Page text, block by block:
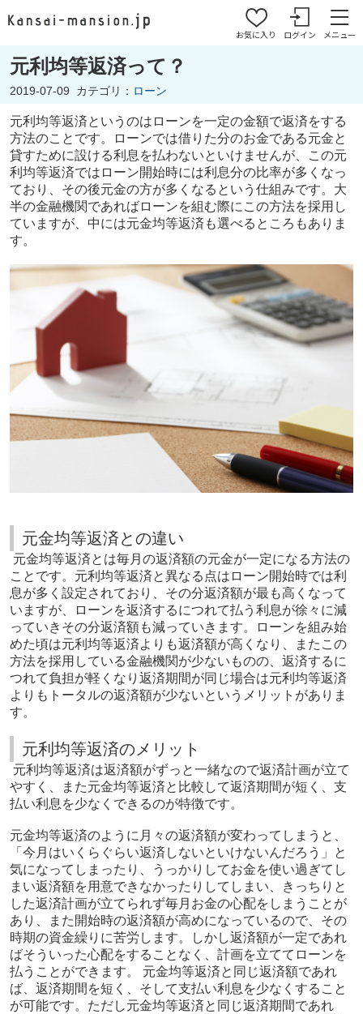
お気に入り ログイン メニュー
元利均等返済って？
2019-07-09 カテゴリ： ローン
元利均等返済というのはローンを一定の金額で返済をする
方法のことです。ローンでは借りた分のお金である元金と
貸すために設ける利息を払わないといけませんが、この元
利均等返済ではローン開始時には利息分の比率が多くなっ
ており、その後元金の方が多くなるという仕組みです。大
半の金融機関であればローンを組む際にこの方法を採用し
ていますが、中には元金均等返済も選べるところもありま
す。
元金均等返済との違い
元金均等返済とは毎月の返済額の元金が一定になる方法の
ことです。元利均等返済と異なる点はローン開始時では利
息が多く設定されており、その分返済額が最も高くなって
いますが、ローンを返済するにつれて払う利息が徐々に減
っていきその分返済額も減っていきます。ローンを組み始
めた頃は元利均等返済よりも返済額が高くなり、またこの
方法を採用している金融機関が少ないものの、返済するに
つれて負担が軽くなり返済期間が同じ場合は元利均等返済
よりもトータルの返済額が少ないというメリットがありま
す。
元利均等返済のメリット
元利均等返済は返済額がずっと一緒なので返済計画が立て
やすく、また元金均等返済と比較して返済期間が短く、支
払い利息を少なくできるのが特徴です。
元金均等返済のように月々の返済額が変わってしまうと、
「今月はいくらぐらい返済しないといけないんだろう」と
気になってしまったり、うっかりしてお金を使い過ぎてし
まい返済額を用意できなかったりしてしまい、きっちりと
した返済計画が立てられず毎月お金の心配をしまうことが
あり、また開始時の返済額が高めになっているので、その
時期の資金繰りに苦労します。しかし返済額が一定であれ
ばそういった心配をすることなく、計画を立ててローンを
払うことができます。 元金均等返済と同じ返済額であれ
ば、返済期間を短く、そして支払い利息を少なくすること
が可能です。ただし元金均等返済と同じ返済期間であれ